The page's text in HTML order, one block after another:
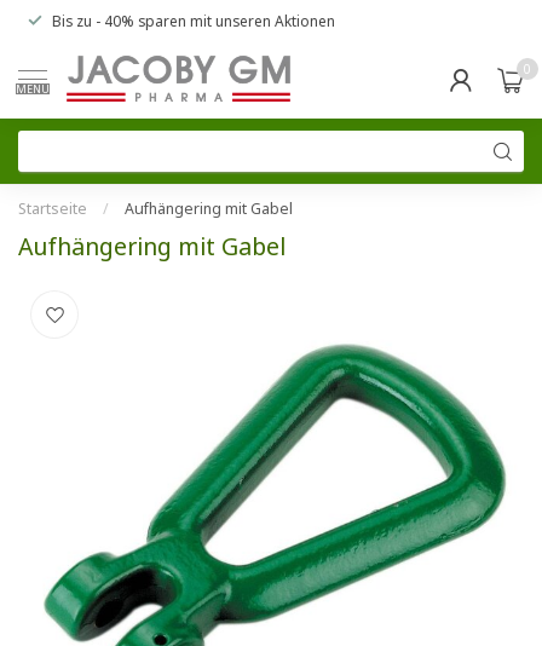
Bis zu - 40% sparen mit unseren Aktionen
MENU
0
Startseite / Aufhängering mit Gabel
Aufhängering mit Gabel